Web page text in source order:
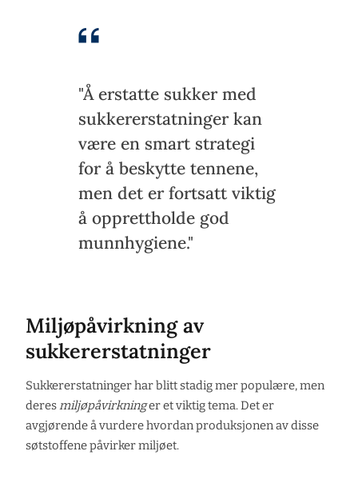
"Å erstatte sukker med
sukkererstatninger kan
være en smart strategi
for å beskytte tennene,
men det er fortsatt viktig
å opprettholde god
munnhygiene."
Miljøpåvirkning av
sukkererstatninger
Sukkererstatninger har blitt stadig mer populære, men
deresmiljøpåvirkninger et viktig tema. Det er
avgjørende å vurdere hvordan produksjonen av disse
søtstoffene påvirker miljøet.